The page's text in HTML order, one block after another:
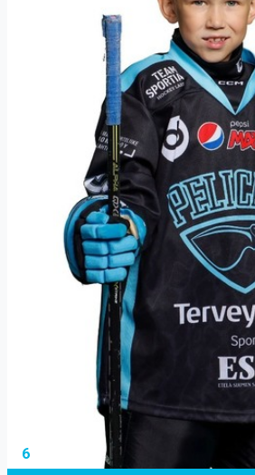
6